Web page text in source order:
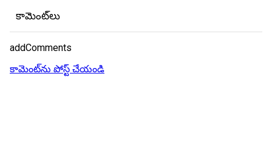
కామెంట్‌లు
addComments
కామెంట్‌ను పోస్ట్ చేయండి